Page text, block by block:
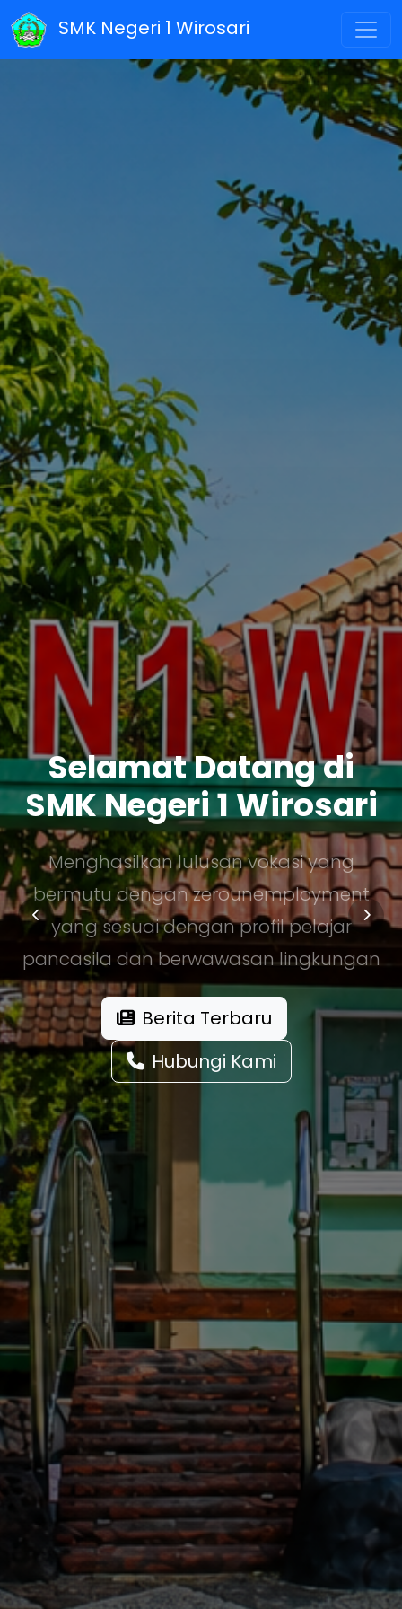
SMK Negeri 1 Wirosari
Selamat Datang di
SMK Negeri 1 Wirosari
Menghasilkan lulusan vokasi yang
bermutu dengan zerounemployment
yang sesuai dengan profil pelajar
pancasila dan berwawasan lingkungan
Berita Terbaru
Hubungi Kami